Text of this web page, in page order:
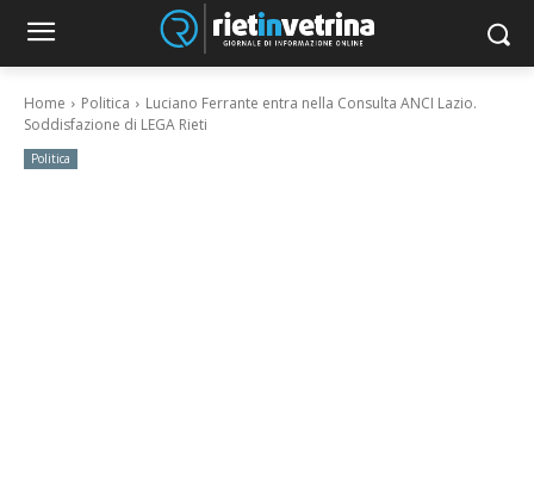
Home Politica
Luciano Ferrante entra nella Consulta ANCI Lazio.
Soddisfazione di LEGA Rieti
Politica